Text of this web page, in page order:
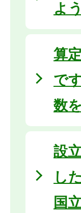
よ
算
で
数
設
し
国